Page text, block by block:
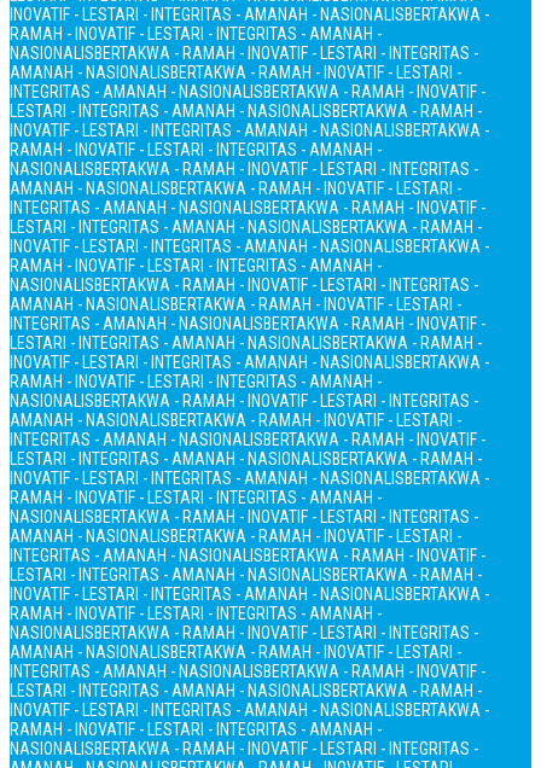
INOVATIF - LESTARI - INTEGRITAS - AMANAH - NASIONALISBERTAKWA -
RAMAH - INOVATIF - LESTARI - INTEGRITAS - AMANAH -
NASIONALISBERTAKWA - RAMAH - INOVATIF - LESTARI - INTEGRITAS -
AMANAH - NASIONALISBERTAKWA - RAMAH - INOVATIF - LESTARI -
INTEGRITAS - AMANAH - NASIONALISBERTAKWA - RAMAH - INOVATIF -
LESTARI - INTEGRITAS - AMANAH - NASIONALISBERTAKWA - RAMAH -
INOVATIF - LESTARI - INTEGRITAS - AMANAH - NASIONALISBERTAKWA -
RAMAH - INOVATIF - LESTARI - INTEGRITAS - AMANAH -
NASIONALISBERTAKWA - RAMAH - INOVATIF - LESTARI - INTEGRITAS -
AMANAH - NASIONALISBERTAKWA - RAMAH - INOVATIF - LESTARI -
INTEGRITAS - AMANAH - NASIONALISBERTAKWA - RAMAH - INOVATIF -
LESTARI - INTEGRITAS - AMANAH - NASIONALISBERTAKWA - RAMAH -
INOVATIF - LESTARI - INTEGRITAS - AMANAH - NASIONALISBERTAKWA -
RAMAH - INOVATIF - LESTARI - INTEGRITAS - AMANAH -
NASIONALISBERTAKWA - RAMAH - INOVATIF - LESTARI - INTEGRITAS -
AMANAH - NASIONALISBERTAKWA - RAMAH - INOVATIF - LESTARI -
INTEGRITAS - AMANAH - NASIONALISBERTAKWA - RAMAH - INOVATIF -
LESTARI - INTEGRITAS - AMANAH - NASIONALISBERTAKWA - RAMAH -
INOVATIF - LESTARI - INTEGRITAS - AMANAH - NASIONALISBERTAKWA -
RAMAH - INOVATIF - LESTARI - INTEGRITAS - AMANAH -
NASIONALISBERTAKWA - RAMAH - INOVATIF - LESTARI - INTEGRITAS -
AMANAH - NASIONALISBERTAKWA - RAMAH - INOVATIF - LESTARI -
INTEGRITAS - AMANAH - NASIONALISBERTAKWA - RAMAH - INOVATIF -
LESTARI - INTEGRITAS - AMANAH - NASIONALISBERTAKWA - RAMAH -
INOVATIF - LESTARI - INTEGRITAS - AMANAH - NASIONALISBERTAKWA -
RAMAH - INOVATIF - LESTARI - INTEGRITAS - AMANAH -
NASIONALISBERTAKWA - RAMAH - INOVATIF - LESTARI - INTEGRITAS -
AMANAH - NASIONALISBERTAKWA - RAMAH - INOVATIF - LESTARI -
INTEGRITAS - AMANAH - NASIONALISBERTAKWA - RAMAH - INOVATIF -
LESTARI - INTEGRITAS - AMANAH - NASIONALISBERTAKWA - RAMAH -
INOVATIF - LESTARI - INTEGRITAS - AMANAH - NASIONALISBERTAKWA -
RAMAH - INOVATIF - LESTARI - INTEGRITAS - AMANAH -
NASIONALISBERTAKWA - RAMAH - INOVATIF - LESTARI - INTEGRITAS -
AMANAH - NASIONALISBERTAKWA - RAMAH - INOVATIF - LESTARI -
INTEGRITAS - AMANAH - NASIONALISBERTAKWA - RAMAH - INOVATIF -
LESTARI - INTEGRITAS - AMANAH - NASIONALISBERTAKWA - RAMAH -
INOVATIF - LESTARI - INTEGRITAS - AMANAH - NASIONALISBERTAKWA -
RAMAH - INOVATIF - LESTARI - INTEGRITAS - AMANAH -
NASIONALISBERTAKWA - RAMAH - INOVATIF - LESTARI - INTEGRITAS -